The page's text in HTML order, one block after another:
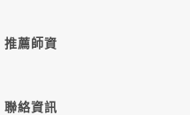
推薦師資
聯絡資訊